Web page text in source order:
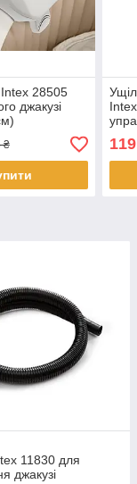
Intex 28505
джакузі
₴ 119
11830 для
джакузі